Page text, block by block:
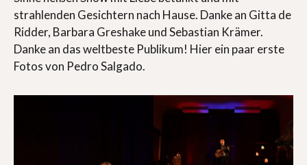
strahlenden Gesichtern nach Hause. Danke an Gitta de
Ridder, Barbara Greshake und Sebastian Krämer.
Danke an das weltbeste Publikum! Hier ein paar erste
Fotos von Pedro Salgado.